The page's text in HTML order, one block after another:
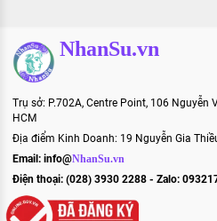
NhanSu.vn
Trụ sở: P.702A, Centre Point, 106 Nguyễn
HCM
Địa điểm Kinh Doanh: 19 Nguyễn Gia
Email: info@NhanSu.vn
Điện thoại: (028) 3930 2288 - Zalo: